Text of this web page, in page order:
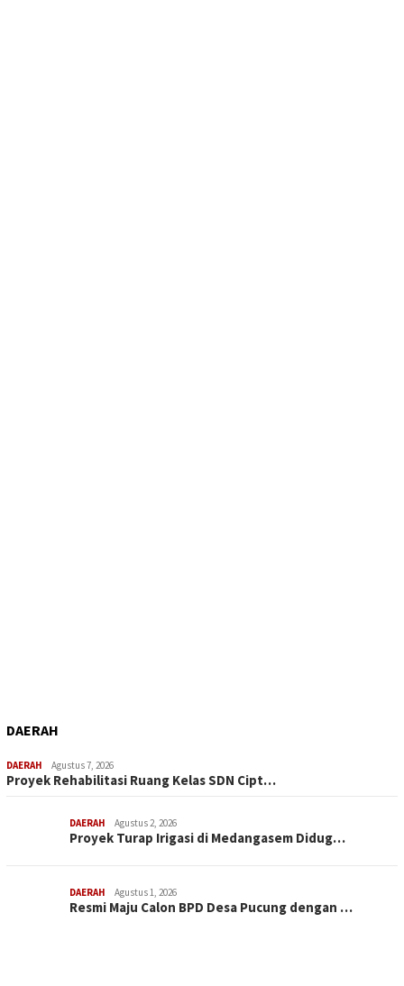
DAERAH
DAERAH Agustus 7, 2026
Proyek Rehabilitasi Ruang Kelas SDN Cipt…
DAERAH Agustus 2, 2026
Proyek Turap Irigasi di Medangasem Didug…
DAERAH Agustus 1, 2026
Resmi Maju Calon BPD Desa Pucung dengan …